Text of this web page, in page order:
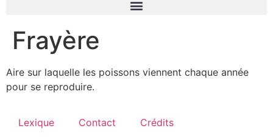
Frayère
Aire sur laquelle les poissons viennent chaque année
pour se reproduire.
Lexique Contact Crédits